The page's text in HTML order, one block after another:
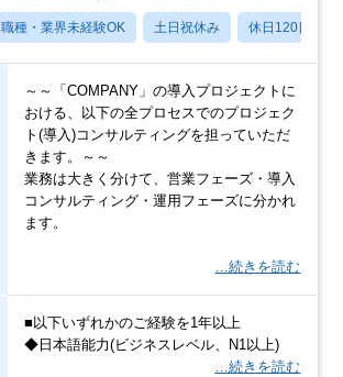
職種・業界未経験OK 土日祝休み 休日120日以上
～～「COMPANY」の導入プロジェクトに
おける、以下の全プロセスでのプロジェク
ト(導入)コンサルティングを担っていただ
きます。～～
業務は大きく分けて、営業フェーズ・導入
コンサルティング・運用フェーズに分かれ
ます。
…続きを読む
■以下いずれかのご経験を1年以上
◆日本語能力(ビジネスレベル、N1以上)
…続きを読む